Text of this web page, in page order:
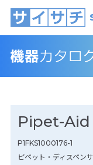
Pipet-Aid
P1FKS1000176-1
ピペット・ディスペン